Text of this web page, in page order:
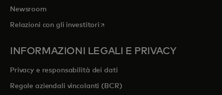
Newsroom
Relazioni con gli investitorisi apre in una nuova scheda
INFORMAZIONI LEGALI E PRIVACY
Privacy e responsabilità dei dati
Regole aziendali vincolanti (BCR)